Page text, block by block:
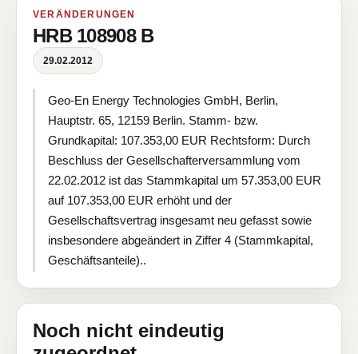
VERÄNDERUNGEN
HRB 108908 B
29.02.2012
Geo-En Energy Technologies GmbH, Berlin,
Hauptstr. 65, 12159 Berlin. Stamm- bzw.
Grundkapital: 107.353,00 EUR Rechtsform: Durch
Beschluss der Gesellschafterversammlung vom
22.02.2012 ist das Stammkapital um 57.353,00 EUR
auf 107.353,00 EUR erhöht und der
Gesellschaftsvertrag insgesamt neu gefasst sowie
insbesondere abgeändert in Ziffer 4 (Stammkapital,
Geschäftsanteile)..
Noch nicht eindeutig